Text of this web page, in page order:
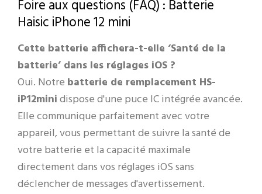
Foire aux questions (FAQ) : Batterie
Haisic iPhone 12 mini
Cette batterie affichera-t-elle ‘Santé de la
batterie’ dans les réglages iOS ?
Oui. Notre batterie de remplacement HS-
iP12minidispose d'une puce IC intégrée avancée.
Elle communique parfaitement avec votre
appareil, vous permettant de suivre la santé de
votre batterie et la capacité maximale
directement dans vos réglages iOS sans
déclencher de messages d'avertissement.